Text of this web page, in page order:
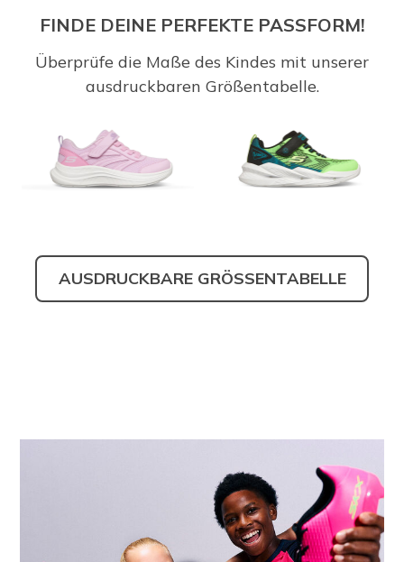
FINDE DEINE PERFEKTE PASSFORM!
Überprüfe die Maße des Kindes mit unserer
ausdruckbaren Größentabelle.
AUSDRUCKBARE GRÖSSENTABELLE